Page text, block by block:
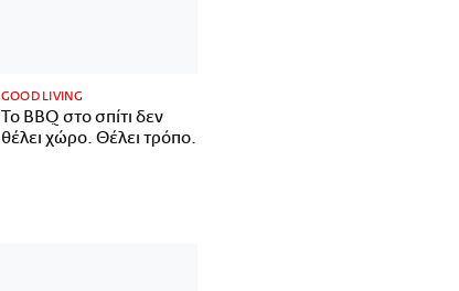
GOOD LIVING
Το BBQ στο σπίτι δεν
θέλει χώρο. Θέλει τρόπο.